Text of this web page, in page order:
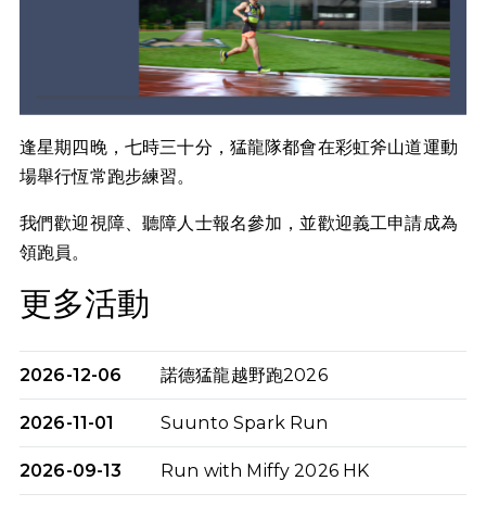
逢星期四晚，七時三十分，猛龍隊都會在彩虹斧山道運動
場舉行恆常跑步練習。
我們歡迎視障、聽障人士報名參加，並歡迎義工申請成為
領跑員。
更多活動
2026-12-06 諾德猛龍越野跑2026
2026-11-01 Suunto Spark Run
2026-09-13 Run with Miffy 2026 HK